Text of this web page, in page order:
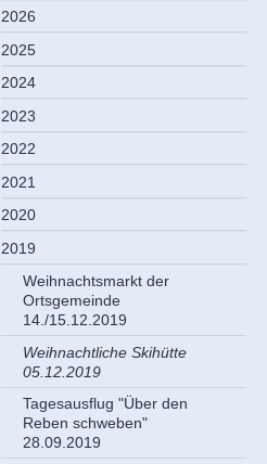
2026
2025
2024
2023
2022
2021
2020
2019
Weihnachtsmarkt der
Ortsgemeinde
14./15.12.2019
Weihnachtliche Skihütte
05.12.2019
Tagesausflug "Über den
Reben schweben"
28.09.2019